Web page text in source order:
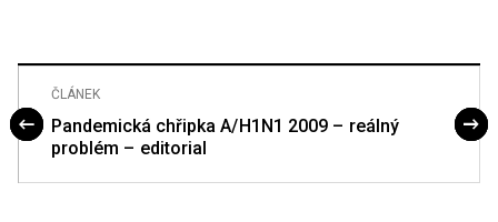
ČLÁNEK
Pandemická chřipka A/ H1N1 2009 – reálný
problém – editorial